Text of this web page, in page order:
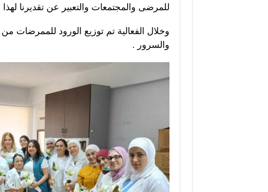
للمرضى والمجتمعات والتعبير عن تقديرنا لهذا
وخلال الفعالية تم توزيع الورود للممرضات
والسرور .